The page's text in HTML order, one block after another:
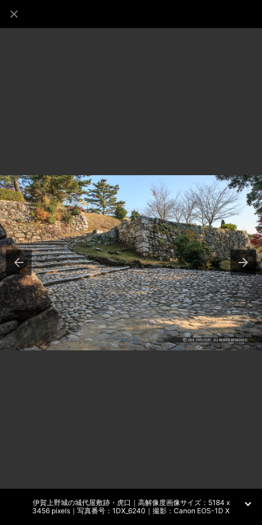
伊賀上野城の城代屋敷跡・虎口｜高解像度画像サイズ：5184 x
3456 pixels｜写真番号：1DX_6240｜撮影：Canon EOS-1D X